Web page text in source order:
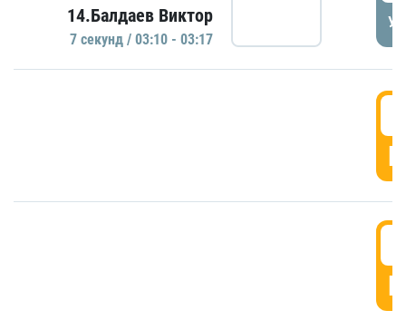
14.Балдаев Виктор
7 секунд / 03:10 - 03:17